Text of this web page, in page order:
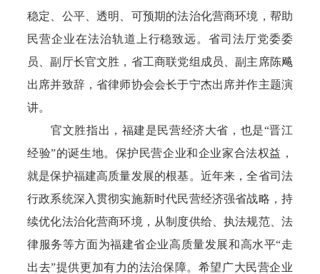
稳定、公平、透明、可预期的法治化营商环境，帮助
民营企业在法治轨道上行稳致远。省司法厅党委委
员、副厅长官文胜，省工商联党组成员、副主席陈飚
出席并致辞，省律师协会会长于宁杰出席并作主题演
讲。
官文胜指出，福建是民营经济大省，也是“晋江
经验”的诞生地。保护民营企业和企业家合法权益，
就是保护福建高质量发展的根基。近年来，全省司法
行政系统深入贯彻实施新时代民营经济强省战略，持
续优化法治化营商环境，从制度供给、执法规范、法
律服务等方面为福建省企业高质量发展和高水平“走
出去”提供更加有力的法治保障。希望广大民营企业